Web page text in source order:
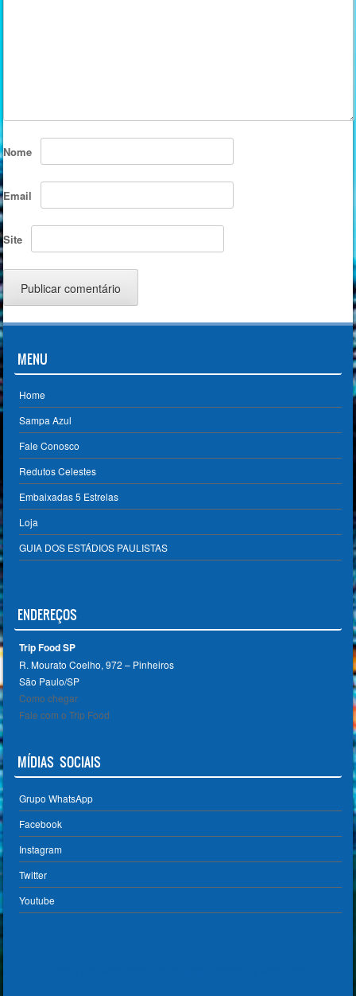
Nome
Email
Site
MENU
Home
Sampa Azul
Fale Conosco
Redutos Celestes
Embaixadas 5 Estrelas
Loja
GUIA DOS ESTÁDIOS PAULISTAS
ENDEREÇOS
Trip Food SP
R. Mourato Coelho, 972 – Pinheiros
São Paulo/SP ‎
Como chegar
Fale com o Trip Food
MÍDIAS SOCIAIS
Grupo WhatsApp
Facebook
Instagram
Twitter
Youtube